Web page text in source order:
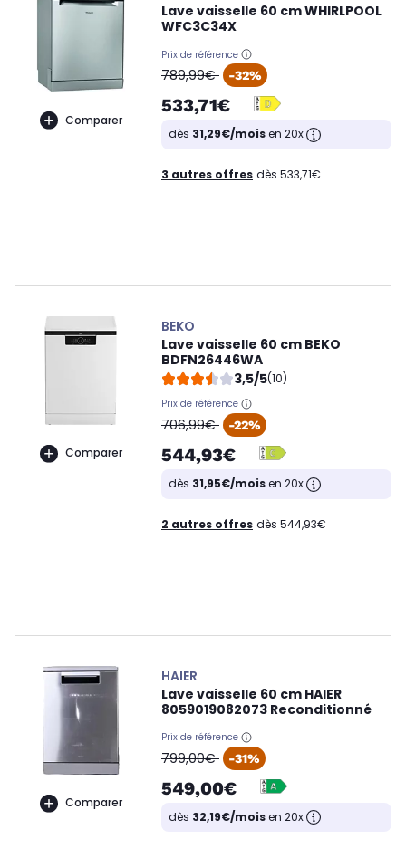
Comparer
Lave vaisselle 60 cm WHIRLPOOL
WFC3C34X
Prix de référence
oldPrice
789,99€ -32%
533,71€
dès 31,29€/moisen 20x
3 autres offres dès 533,71€
Comparer
BEKO
Lave vaisselle 60 cm BEKO
BDFN26446WA
3,5/5(10)
Prix de référence
oldPrice
706,99€ -22%
544,93€
dès 31,95€/moisen 20x
2 autres offres dès 544,93€
Comparer
HAIER
Lave vaisselle 60 cm HAIER
8059019082073 Reconditionné
Prix de référence
oldPrice
799,00€ -31%
549,00€
dès 32,19€/moisen 20x